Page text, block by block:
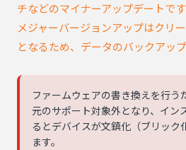
チなどのマイナーアップデートです
メジャーバージョンアップはクリ
となるため、データのバックアップ
ファームウェアの書き換えを行う
元のサポート対象外となり、イン
るとデバイスが文鎮化（ブリック
ます。